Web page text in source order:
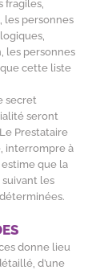
fragiles,
les personnes
les personnes
que cette liste
secret
seront
Prestataire
interrompre à
que la
les
donne lieu
d’une